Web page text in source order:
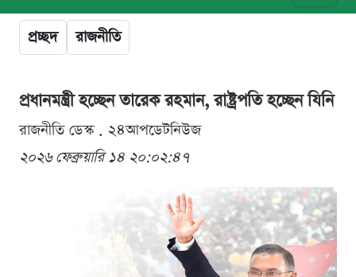
প্রচ্ছদ রাজনীতি
প্রধানমন্ত্রী হচ্ছেন তারেক রহমান, রাষ্ট্রপতি হচ্ছেন যিনি
রাজনীতি ডেস্ক . ২৪আপডেটনিউজ
২০২৬ ফেব্রুয়ারি ১৪ ২০:০২:৪৭